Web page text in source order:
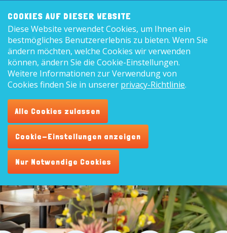
8,9
search:
Specials...
COOKIES AUF DIESER WEBSITE
Diese Website verwendet Cookies, um Ihnen ein
bestmögliches Benutzererlebnis zu bieten. Wenn Sie
ändern möchten, welche Cookies wir verwenden
können, ändern Sie die Cookie-Einstellungen.
Weitere Informationen zur Verwendung von
Cookies finden Sie in unserer privacy-Richtlinie.
Alle Cookies zulassen
Cookie-Einstellungen anzeigen
Nur Notwendige Cookies